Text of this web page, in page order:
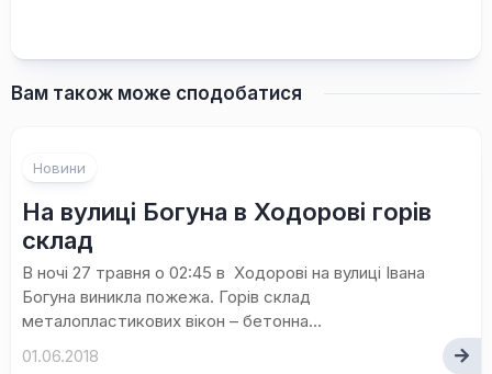
Вам також може сподобатися
Новини
На вулиці Богуна в Ходорові горів
склад
В ночі 27 травня о 02:45 в Ходорові на вулиці Івана
Богуна виникла пожежа. Горів склад
металопластикових вікон – бетонна...
01.06.2018